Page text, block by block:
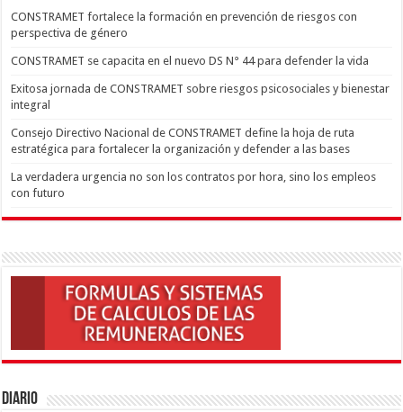
CONSTRAMET fortalece la formación en prevención de riesgos con
perspectiva de género
CONSTRAMET se capacita en el nuevo DS N° 44 para defender la vida
Exitosa jornada de CONSTRAMET sobre riesgos psicosociales y bienestar
integral
Consejo Directivo Nacional de CONSTRAMET define la hoja de ruta
estratégica para fortalecer la organización y defender a las bases
La verdadera urgencia no son los contratos por hora, sino los empleos
con futuro
Diario